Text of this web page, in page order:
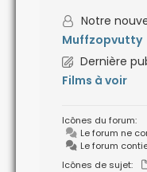
Notre
Muffzopvutty
Dernière
Films à voir
Icônes du forum:
Le forum ne
Le forum
Icônes de sujet: